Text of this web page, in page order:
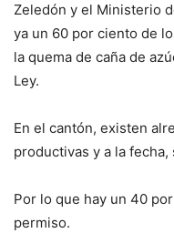
Zeledón y el Ministerio
ya un 60 por ciento de
la quema de caña de
Ley.
En el cantón, existen
productivas y a la
Por lo que hay un 40
permiso.